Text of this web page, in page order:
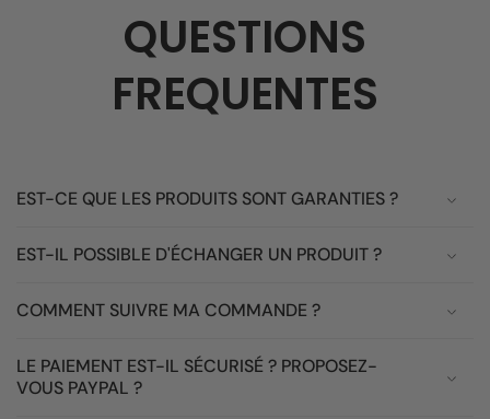
QUESTIONS
FREQUENTES
EST-CE QUE LES PRODUITS SONT GARANTIES ?
EST-IL POSSIBLE D'ÉCHANGER UN PRODUIT ?
COMMENT SUIVRE MA COMMANDE ?
LE PAIEMENT EST-IL SÉCURISÉ ? PROPOSEZ-
VOUS PAYPAL ?